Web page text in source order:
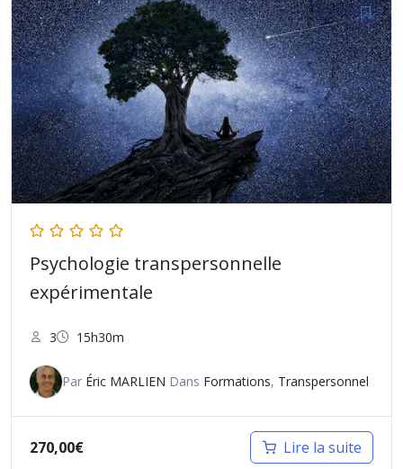
Psychologie transpersonnelle
expérimentale
3 15h30m
Par Éric MARLIEN Dans Formations, Transpersonnel
270,00€ Lire la suite